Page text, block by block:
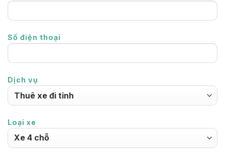
Số điện thoại
Dịch vụ
Loại xe